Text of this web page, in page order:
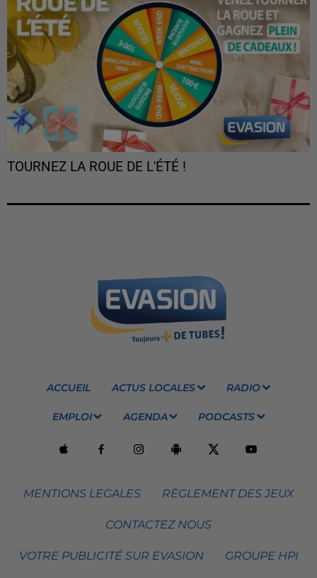
TOURNEZ LA ROUE DE L'ÉTÉ !
ACCUEIL ACTUS LOCALES RADIO
EMPLOI AGENDA PODCASTS
MENTIONS LEGALES RÈGLEMENT DES JEUX
CONTACTEZ NOUS
VOTRE PUBLICITÉ SUR EVASION GROUPE HPI